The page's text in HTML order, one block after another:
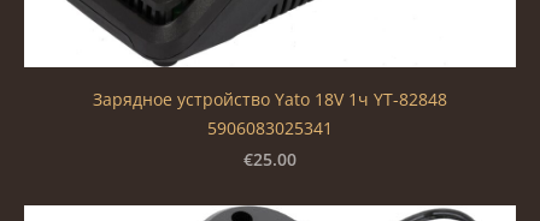
Зарядное устройство Yato 18V 1ч YT-82848
5906083025341
€25.00